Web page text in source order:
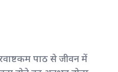
पाठ से जीवन में